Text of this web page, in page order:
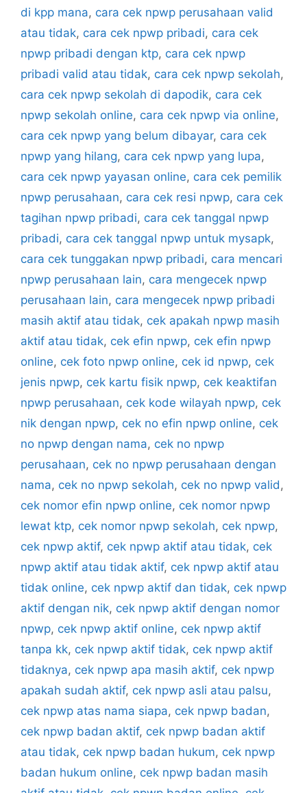
di kpp mana, cara cek npwp perusahaan valid
atau tidak, cara cek npwp pribadi, cara cek
npwp pribadi dengan ktp, cara cek npwp
pribadi valid atau tidak, cara cek npwp sekolah,
cara cek npwp sekolah di dapodik, cara cek
npwp sekolah online, cara cek npwp via online,
cara cek npwp yang belum dibayar, cara cek
npwp yang hilang, cara cek npwp yang lupa,
cara cek npwp yayasan online, cara cek pemilik
npwp perusahaan, cara cek resi npwp, cara cek
tagihan npwp pribadi, cara cek tanggal npwp
pribadi, cara cek tanggal npwp untuk mysapk,
cara cek tunggakan npwp pribadi, cara mencari
npwp perusahaan lain, cara mengecek npwp
perusahaan lain, cara mengecek npwp pribadi
masih aktif atau tidak, cek apakah npwp masih
aktif atau tidak, cek efin npwp, cek efin npwp
online, cek foto npwp online, cek id npwp, cek
jenis npwp, cek kartu fisik npwp, cek keaktifan
npwp perusahaan, cek kode wilayah npwp, cek
nik dengan npwp, cek no efin npwp online, cek
no npwp dengan nama, cek no npwp
perusahaan, cek no npwp perusahaan dengan
nama, cek no npwp sekolah, cek no npwp valid,
cek nomor efin npwp online, cek nomor npwp
lewat ktp, cek nomor npwp sekolah, cek npwp,
cek npwp aktif, cek npwp aktif atau tidak, cek
npwp aktif atau tidak aktif, cek npwp aktif atau
tidak online, cek npwp aktif dan tidak, cek npwp
aktif dengan nik, cek npwp aktif dengan nomor
npwp, cek npwp aktif online, cek npwp aktif
tanpa kk, cek npwp aktif tidak, cek npwp aktif
tidaknya, cek npwp apa masih aktif, cek npwp
apakah sudah aktif, cek npwp asli atau palsu,
cek npwp atas nama siapa, cek npwp badan,
cek npwp badan aktif, cek npwp badan aktif
atau tidak, cek npwp badan hukum, cek npwp
badan hukum online, cek npwp badan masih